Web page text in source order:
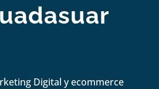
Digital y ecommerce